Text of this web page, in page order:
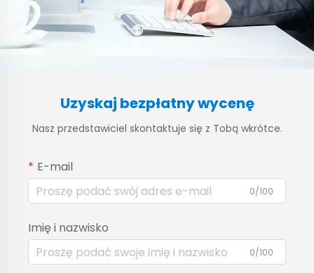
Uzyskaj bezpłatny wycenę
Nasz przedstawiciel skontaktuje się z Tobą wkrótce.
E-mail
0/100
Imię i nazwisko
0/100